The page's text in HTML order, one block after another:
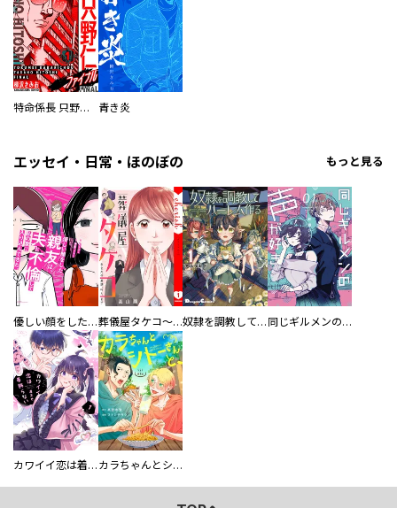
特命係長 只野仁ファイナル 愛蔵版 青き炎
エッセイ・日常・ほのぼの もっと見る
優しい顔をした親友は、夫と不倫して私の家に入り込んできた。 葬儀屋タケコ～あなたの最期、叶えます【電子単行本版】 奴隷を調教してハーレム作る 同じギルメンの声が好き
カワイイ恋は着飾らない カラちゃんとシトーさんと、 【分冊版】